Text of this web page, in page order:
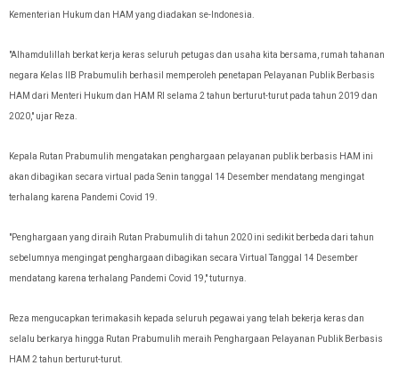
Kementerian Hukum dan HAM yang diadakan se-Indonesia.
"Alhamdulillah berkat kerja keras seluruh petugas dan usaha kita bersama, rumah tahanan
negara Kelas IIB Prabumulih berhasil memperoleh penetapan Pelayanan Publik Berbasis
HAM dari Menteri Hukum dan HAM RI selama 2 tahun berturut-turut pada tahun 2019 dan
2020," ujar Reza.
Kepala Rutan Prabumulih mengatakan penghargaan pelayanan publik berbasis HAM ini
akan dibagikan secara virtual pada Senin tanggal 14 Desember mendatang mengingat
terhalang karena Pandemi Covid 19.
"Penghargaan yang diraih Rutan Prabumulih di tahun 2020 ini sedikit berbeda dari tahun
sebelumnya mengingat penghargaan dibagikan secara Virtual Tanggal 14 Desember
mendatang karena terhalang Pandemi Covid 19," tuturnya.
Reza mengucapkan terimakasih kepada seluruh pegawai yang telah bekerja keras dan
selalu berkarya hingga Rutan Prabumulih meraih Penghargaan Pelayanan Publik Berbasis
HAM 2 tahun berturut-turut.